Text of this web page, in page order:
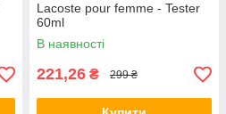
Lacoste pour femme - Tester
60ml
В наявності
221,26 ₴ 299 ₴